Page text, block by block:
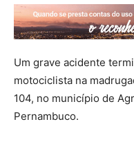
Um grave acidente
motociclista na
104, no município de
Pernambuco.